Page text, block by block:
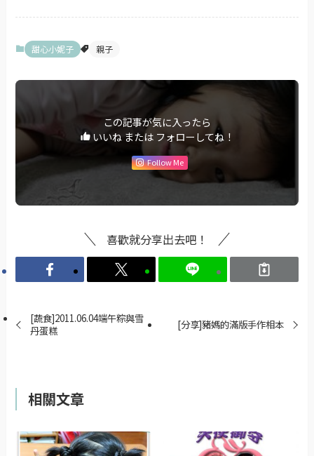
甜心小妮子 親子
この記事が気に入ったら
いいね または フォローしてね！
Follow Me
喜歡就分享出去吧！
[蔬食]2011.06.04端午粽與雪
丹蛋糕
[分享]豬媽的滿版手作相本
相關文章